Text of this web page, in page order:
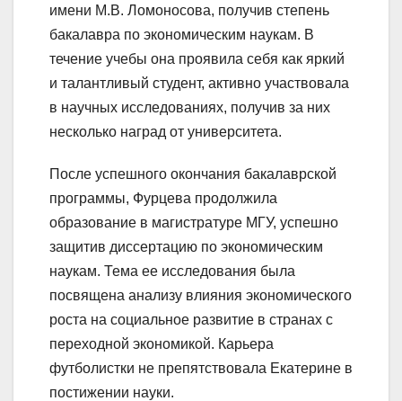
имени М.В. Ломоносова, получив степень
бакалавра по экономическим наукам. В
течение учебы она проявила себя как яркий
и талантливый студент, активно участвовала
в научных исследованиях, получив за них
несколько наград от университета.
После успешного окончания бакалаврской
программы, Фурцева продолжила
образование в магистратуре МГУ, успешно
защитив диссертацию по экономическим
наукам. Тема ее исследования была
посвящена анализу влияния экономического
роста на социальное развитие в странах с
переходной экономикой. Карьера
футболистки не препятствовала Екатерине в
постижении науки.